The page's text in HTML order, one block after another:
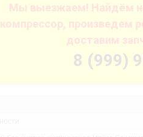
Мы выезжаем! Найдём
компрессор, произведем
доставим
8 (999)